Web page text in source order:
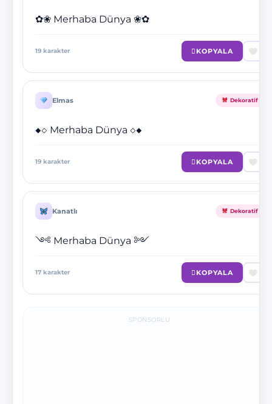
✿❀ Merhaba Dünya ❀✿
19 karakter KOPYALA
Elmas Dekoratif
◆◇ Merhaba Dünya ◇◆
19 karakter KOPYALA
Kanatlı Dekoratif
༺ Merhaba Dünya ༻
17 karakter KOPYALA
SPONSORLU